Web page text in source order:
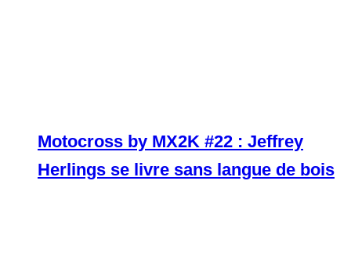
Motocross by MX2K #22 : Jeffrey
Herlings se livre sans langue de bois